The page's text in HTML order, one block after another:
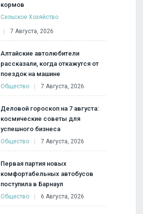
кормов
Сельское Хозяйство
7 Августа, 2026
Алтайские автолюбители
рассказали, когда откажутся от
поездок на машине
Общество 7 Августа, 2026
Деловой гороскоп на 7 августа:
космические советы для
успешного бизнеса
Общество 7 Августа, 2026
Первая партия новых
комфортабельных автобусов
поступила в Барнаул
Общество 6 Августа, 2026